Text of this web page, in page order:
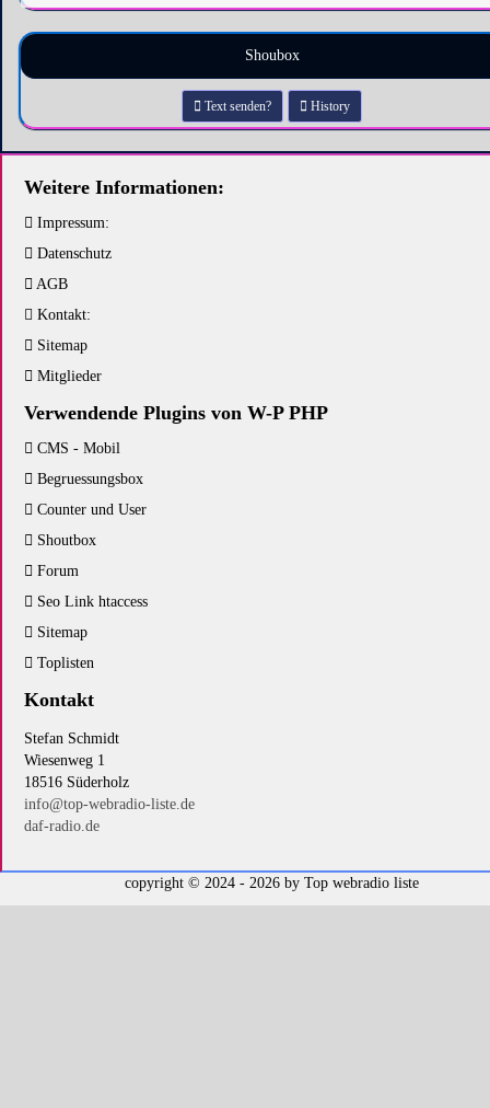
Shoubox
Text senden? History
Weitere Informationen:
Impressum:
Datenschutz
AGB
Kontakt:
Sitemap
Mitglieder
Verwendende Plugins von W-P PHP
CMS - Mobil
Begruessungsbox
Counter und User
Shoutbox
Forum
Seo Link htaccess
Sitemap
Toplisten
Kontakt
Stefan Schmidt
Wiesenweg 1
18516 Süderholz
info@top-webradio-liste.de
daf-radio.de
copyright © 2024 - 2026 by Top webradio liste